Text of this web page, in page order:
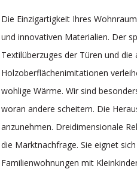
Die Einzigartigkeit Ihres
und innovativen Materialien. Der
Textilüberzuges der Türen und
Holzoberflächenimitationen
wohlige Wärme. Wir sind
woran andere scheitern. Die
anzunehmen. Dreidimensionale
die Marktnachfrage. Sie eignet
Familienwohnungen mit